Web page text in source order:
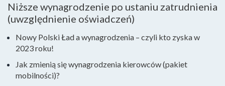
Niższe wynagrodzenie po ustaniu zatrudnienia
(uwzględnienie oświadczeń)
Nowy Polski Ład a wynagrodzenia – czyli kto zyska w
2023 roku!
Jak zmienią się wynagrodzenia kierowców (pakiet
mobilności)?